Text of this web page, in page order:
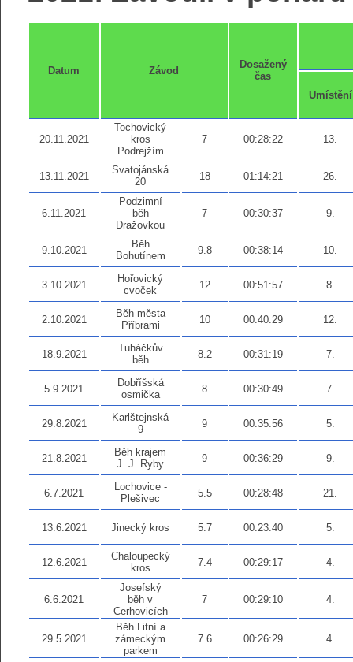
Datum Závod
Dosažený
čas
Umístění
20.11.2021
Tochovický
kros
Podrejžím
7 00:28:22 13.
13.11.2021
Svatojánská
20
18 01:14:21 26.
6.11.2021
Podzimní
běh
Dražovkou
7 00:30:37 9.
9.10.2021
Běh
Bohutínem
9.8 00:38:14 10.
3.10.2021
Hořovický
cvoček
12 00:51:57 8.
2.10.2021
Běh města
Příbrami
10 00:40:29 12.
18.9.2021
Tuháčkův
běh
8.2 00:31:19 7.
5.9.2021
Dobříšská
osmička
8 00:30:49 7.
29.8.2021
Karlštejnská
9
9 00:35:56 5.
21.8.2021
Běh krajem
J. J. Ryby
9 00:36:29 9.
6.7.2021
Lochovice -
Plešivec
5.5 00:28:48 21.
13.6.2021 Jinecký kros 5.7 00:23:40 5.
12.6.2021
Chaloupecký
kros
7.4 00:29:17 4.
6.6.2021
Josefský
běh v
Cerhovicích
7 00:29:10 4.
29.5.2021
Běh Litní a
zámeckým
parkem
7.6 00:26:29 4.